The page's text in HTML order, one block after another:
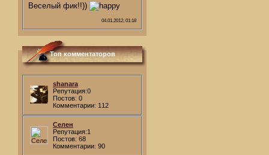
Веселый фик!!))
04.01.2012; 01:18
Топ комментаторов
shanara
Репутация:0
Постов: 0
Комментарии: 112
Селен
Репутация:1
Постов: 68
Комментарии: 90